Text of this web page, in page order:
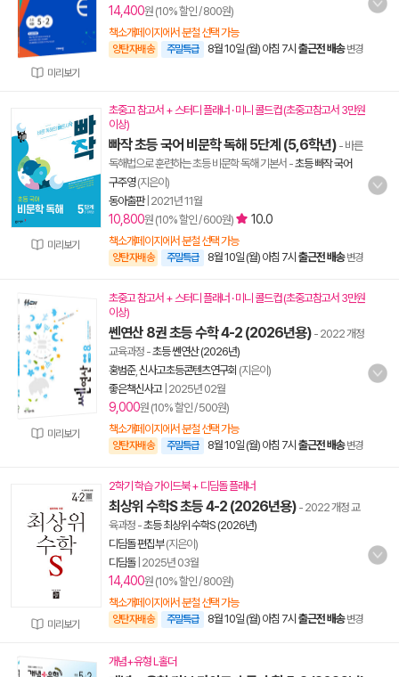
미리보기
14,400원 (10% 할인 / 800원)
책소개페이지에서 분철 선택 가능
양탄자배송 주말특급 8월 10일 (월) 아침 7시 출근전 배송 변경
미리보기
초중고 참고서 + 스터디 플래너 · 미니 콜드컵 (초중고참고서 3만원
이상)
빠작 초등 국어 비문학 독해 5단계 (5,6학년) - 바른
독해법으로 훈련하는 초등 비문학 독해 기본서 -초등 빠작 국어
구주영(지은이)
동아출판| 2021년 11월
10,800원 (10% 할인 / 600원) 10.0
책소개페이지에서 분철 선택 가능
양탄자배송 주말특급 8월 10일 (월) 아침 7시 출근전 배송 변경
미리보기
초중고 참고서 + 스터디 플래너 · 미니 콜드컵 (초중고참고서 3만원
이상)
쎈연산 8권 초등 수학 4-2 (2026년용) - 2022 개정
교육과정 -초등 쎈연산 (2026년)
홍범준, 신사고초등콘텐츠연구회 (지은이)
좋은책신사고| 2025년 02월
9,000원 (10% 할인 / 500원)
책소개페이지에서 분철 선택 가능
양탄자배송 주말특급 8월 10일 (월) 아침 7시 출근전 배송 변경
미리보기
2학기 학습 가이드북 + 디딤돌 플래너
최상위 수학S 초등 4-2 (2026년용) - 2022 개정 교
육과정 -초등 최상위 수학S (2026년)
디딤돌 편집부(지은이)
디딤돌| 2025년 03월
14,400원 (10% 할인 / 800원)
책소개페이지에서 분철 선택 가능
양탄자배송 주말특급 8월 10일 (월) 아침 7시 출근전 배송 변경
개념+유형 L홀더